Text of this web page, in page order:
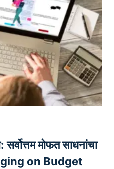
मोफत साधनांचा
on Budget